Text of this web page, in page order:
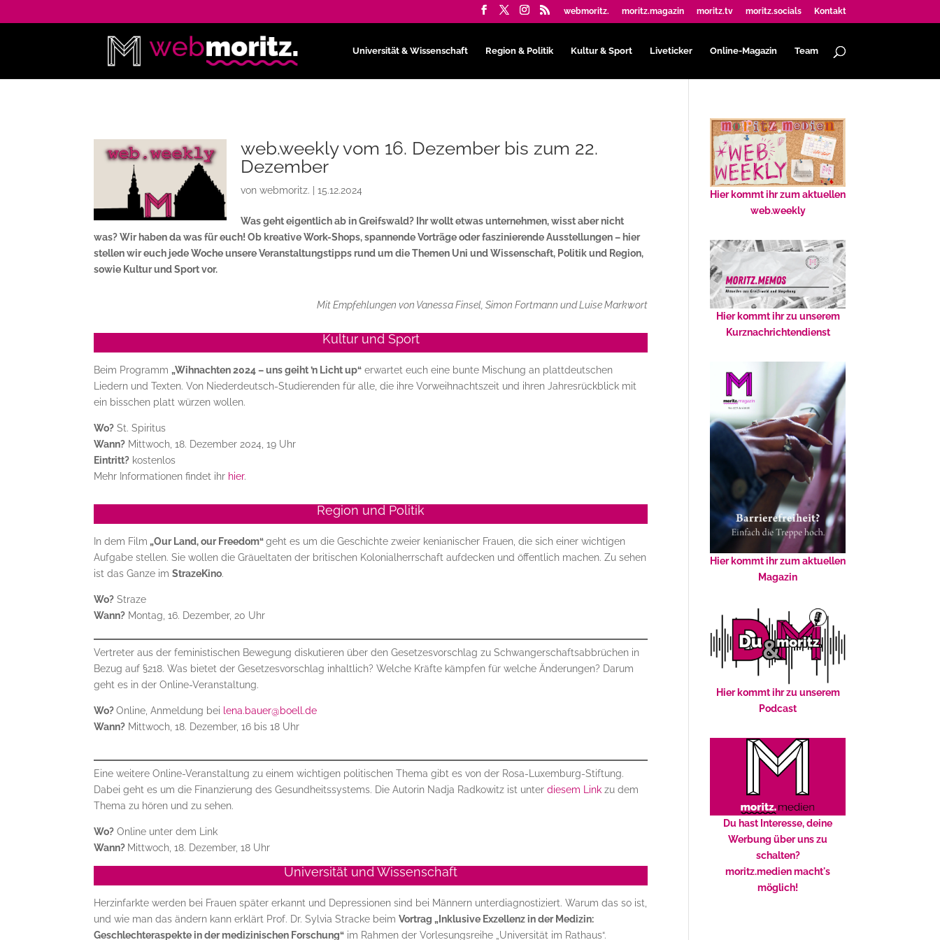
webmoritz. moritz.magazin moritz.tv moritz.socials Kontakt
Universität & Wissenschaft Region & Politik Kultur & Sport Liveticker Online-Magazin Team
web.weekly vom 16. Dezember bis zum 22.
Dezember
vonwebmoritz. |15.12.2024
Was geht eigentlich ab in Greifswald? Ihr wollt etwas unternehmen, wisst aber nicht
was? Wir haben da was für euch! Ob kreative Work-Shops, spannende Vorträge oder faszinierende Ausstellungen – hier
stellen wir euch jede Woche unsere Veranstaltungstipps rund um die Themen Uni und Wissenschaft, Politik und Region,
sowie Kultur und Sport vor.
Mit Empfehlungen von Vanessa Finsel, Simon Fortmann und Luise Markwort
Kultur und Sport
Beim Programm„Wihnachten 2024 – uns geiht ’n Licht up“ erwartet euch eine bunte Mischung an plattdeutschen
Liedern und Texten. Von Niederdeutsch-Studierenden für alle, die ihre Vorweihnachtszeit und ihren Jahresrückblick mit
ein bisschen platt würzen wollen.
Wo? St. Spiritus
Wann? Mittwoch, 18. Dezember 2024, 19 Uhr
Eintritt? kostenlos
Mehr Informationen findet ihr hier.
Region und Politik
In dem Film „Our Land, our Freedom“geht es um die Geschichte zweier kenianischer Frauen, die sich einer wichtigen
Aufgabe stellen. Sie wollen die Gräueltaten der britischen Kolonialherrschaft aufdecken und öffentlich machen. Zu sehen
ist das Ganze imStrazeKino.
Wo? Straze
Wann? Montag, 16. Dezember, 20 Uhr
Vertreter aus der feministischen Bewegung diskutieren über den Gesetzesvorschlag zu Schwangerschaftsabbrüchen in
Bezug auf §218. Was bietet der Gesetzesvorschlag inhaltlich? Welche Kräfte kämpfen für welche Änderungen? Darum
geht es in der Online-Veranstaltung.
Wo?Online, Anmeldung bei lena.bauer@boell.de
Wann? Mittwoch, 18. Dezember, 16 bis 18 Uhr
Eine weitere Online-Veranstaltung zu einem wichtigen politischen Thema gibt es von der Rosa-Luxemburg-Stiftung.
Dabei geht es um die Finanzierung des Gesundheitssystems. Die Autorin Nadja Radkowitz ist unterdiesem Link zu dem
Thema zu hören und zu sehen.
Wo? Online unter dem Link
Wann? Mittwoch, 18. Dezember, 18 Uhr
Universität und Wissenschaft
Herzinfarkte werden bei Frauen später erkannt und Depressionen sind bei Männern unterdiagnostiziert. Warum das so ist,
und wie man das ändern kann erklärt Prof. Dr. Sylvia Stracke beimVortrag „Inklusive Exzellenz in der Medizin:
Geschlechteraspekte in der medizinischen Forschung“ im Rahmen der Vorlesungsreihe „Universität im Rathaus“.
Hier kommt ihr zum aktuellen
web.weekly
Hier kommt ihr zu unserem
Kurznachrichtendienst
Hier kommt ihr zum aktuellen
Magazin
Hier kommt ihr zu unserem
Podcast
Du hast Interesse, deine
Werbung über uns zu
schalten?
moritz.medien macht's
möglich!